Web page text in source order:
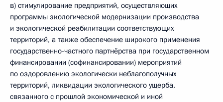
в) стимулирование предприятий, осуществляющих
программы экологической модернизации производства
и экологической реабилитации соответствующих
территорий, а также обеспечение широкого применения
государственно-частного партнёрства при государственном
финансировании (софинансировании) мероприятий
по оздоровлению экологически неблагополучных
территорий, ликвидации экологического ущерба,
связанного с прошлой экономической и иной